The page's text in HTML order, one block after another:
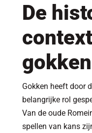
De
gokken
Gokken heeft door
belangrijke rol
Van de oude
spellen van kans